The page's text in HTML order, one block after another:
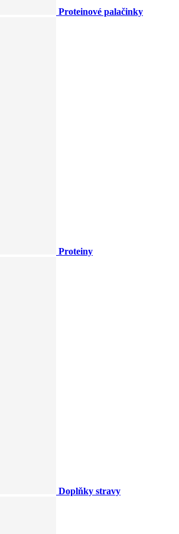
Proteinové palačinky
Proteiny
Doplňky stravy